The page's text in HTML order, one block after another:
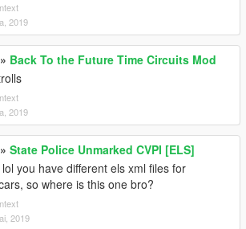
2019
» Back To the Future Time Circuits Mod
2019
» State Police Unmarked CVPI [ELS]
you have different els xml files for
so where is this one bro?
2019